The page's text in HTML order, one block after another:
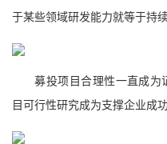
于某些领域研发能力就等于持
募投项目合理性一直成为
目可行性研究成为支撑企业成